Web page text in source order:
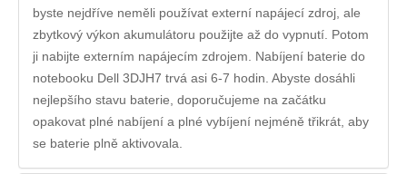
byste nejdříve neměli používat externí napájecí zdroj, ale
zbytkový výkon akumulátoru použijte až do vypnutí. Potom
ji nabijte externím napájecím zdrojem. Nabíjení baterie do
notebooku Dell 3DJH7 trvá asi 6-7 hodin. Abyste dosáhli
nejlepšího stavu baterie, doporučujeme na začátku
opakovat plné nabíjení a plné vybíjení nejméně třikrát, aby
se baterie plně aktivovala.